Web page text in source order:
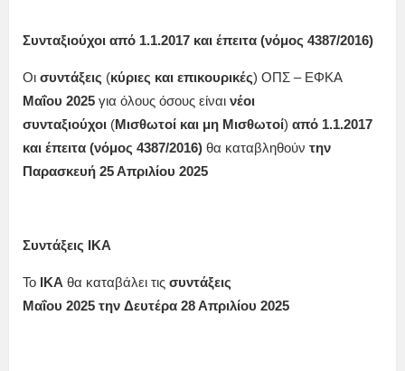
Συνταξιούχοι από 1.1.2017 και έπειτα (νόμος 4387/2016)
Οι συντάξεις (κύριες και επικουρικές) ΟΠΣ – ΕΦΚΑ
Μαΐου 2025 για όλους όσους είναι νέοι
συνταξιούχοι (Μισθωτοί και μη Μισθωτοί) από 1.1.2017
και έπειτα (νόμος 4387/2016) θα καταβληθούν την
Παρασκευή 25 Απριλίου 2025
Συντάξεις ΙΚΑ
Το ΙΚΑ θα καταβάλει τις συντάξεις
Μαΐου 2025 την Δευτέρα 28 Απριλίου 2025